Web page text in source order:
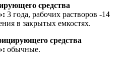
средства
: 3 года, рабочих растворов -14
в закрытых емкостях.
средства
: обычные.